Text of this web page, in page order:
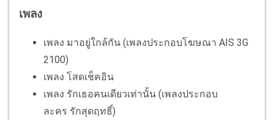
เพลง
เพลง มาอยู่ใกล้กัน (เพลงประกอบโฆษณา AIS 3G
2100)
เพลง โสดเช็คอิน
เพลง รักเธอคนเดียวเท่านั้น (เพลงประกอบ
ละคร รักสุดฤทธิ์)